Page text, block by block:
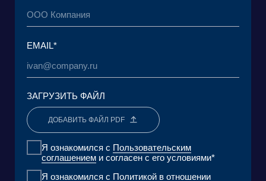
msk@baikal-lobridge.ru
+7 965 154 34 80
РЕШЕНИЯ
КОМПАНИЯ
Все права защищены.